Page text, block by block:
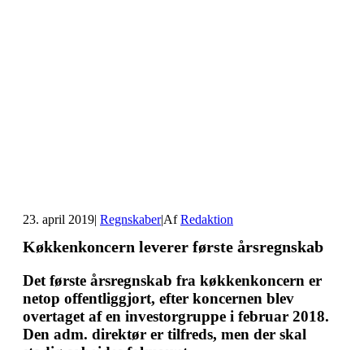
23. april 2019| Regnskaber|AfRedaktion
Køkkenkoncern leverer første årsregnskab
Det første årsregnskab fra køkkenkoncern er
netop offentliggjort, efter koncernen blev
overtaget af en investorgruppe i februar 2018.
Den adm. direktør er tilfreds, men der skal